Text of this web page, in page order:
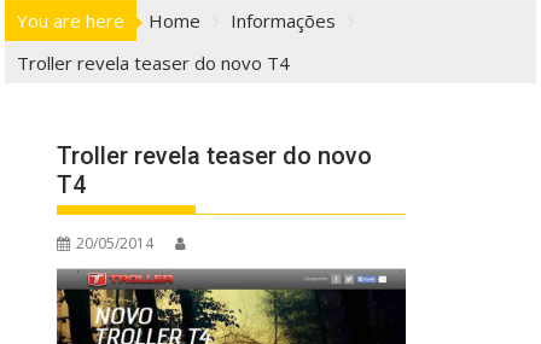
You are here Home
Informações
Troller revela teaser do novo T4
Troller revela teaser do novo
T4
20/05/2014